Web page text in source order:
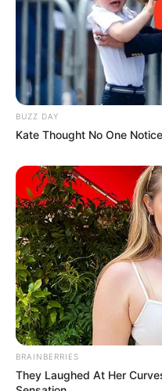
BUZZ DAY
Kate Thought No One
BRAINBERRIES
They Laughed At Her